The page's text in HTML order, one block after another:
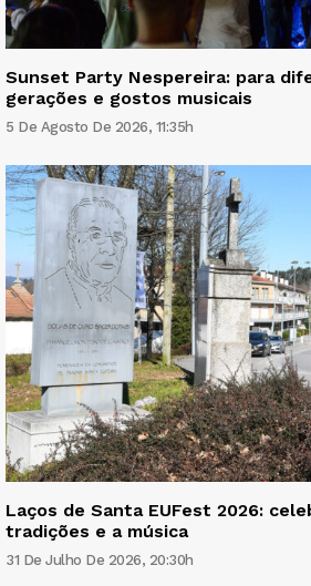
Sunset Party Nespereira: para
gerações e gostos musicais
5 De Agosto De 2026, 11:35h
Laços de Santa EUFest 2026:
tradições e a música
31 De Julho De 2026, 20:30h